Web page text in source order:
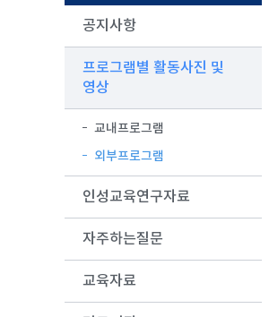
공지사항
프로그램별 활동사진 및
영상
교내프로그램
외부프로그램
인성교육연구자료
자주하는질문
교육자료